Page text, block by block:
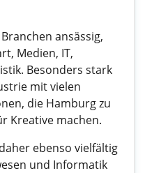
ansässig,
Medien, IT,
Besonders stark
mit vielen
die Hamburg zu
Kreative machen.
ebenso vielfältig
und Informatik